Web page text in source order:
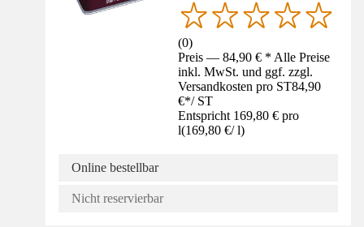
(0)
Preis — 84,90 € * Alle Preise
inkl. MwSt. und ggf. zzgl.
Versandkosten pro ST84,90
€*/ ST
Entspricht 169,80 € pro
l(169,80 €/ l)
Online bestellbar
Nicht reservierbar